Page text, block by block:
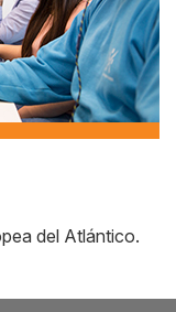
del Atlántico.